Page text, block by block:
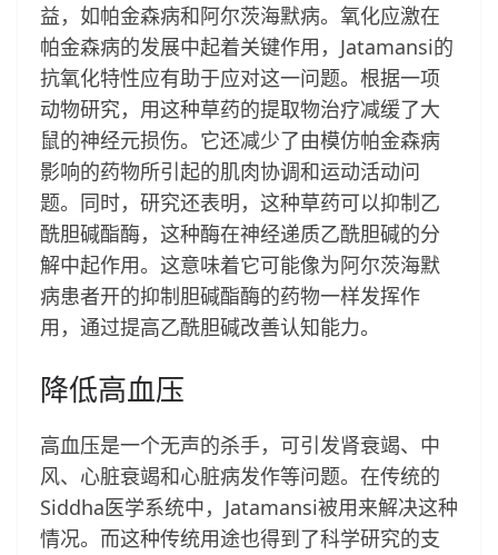
益，如帕金森病和阿尔茨海默病。氧化应激在
帕金森病的发展中起着关键作用，Jatamansi的
抗氧化特性应有助于应对这一问题。根据一项
动物研究，用这种草药的提取物治疗减缓了大
鼠的神经元损伤。它还减少了由模仿帕金森病
影响的药物所引起的肌肉协调和运动活动问
题。同时，研究还表明，这种草药可以抑制乙
酰胆碱酯酶，这种酶在神经递质乙酰胆碱的分
解中起作用。这意味着它可能像为阿尔茨海默
病患者开的抑制胆碱酯酶的药物一样发挥作
用，通过提高乙酰胆碱改善认知能力。
降低高血压
高血压是一个无声的杀手，可引发肾衰竭、中
风、心脏衰竭和心脏病发作等问题。在传统的
Siddha医学系统中，Jatamansi被用来解决这种
情况。而这种传统用途也得到了科学研究的支